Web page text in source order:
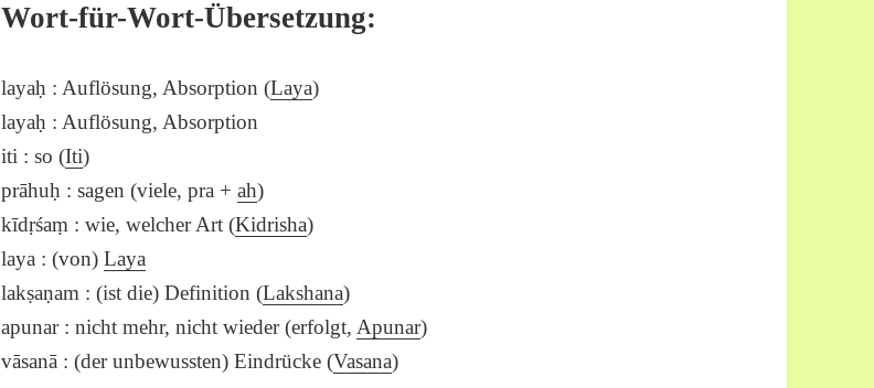
Wort-für-Wort-Übersetzung:
layaḥ : Auflösung, Absorption (Laya)
layaḥ : Auflösung, Absorption
iti : so (Iti)
prāhuḥ : sagen (viele, pra +ah)
kīdṛśaṃ : wie, welcher Art (Kidrisha)
laya : (von)Laya
lakṣaṇam : (ist die) Definition (Lakshana)
apunar : nicht mehr, nicht wieder (erfolgt, Apunar)
vāsanā : (der unbewussten) Eindrücke (Vasana)